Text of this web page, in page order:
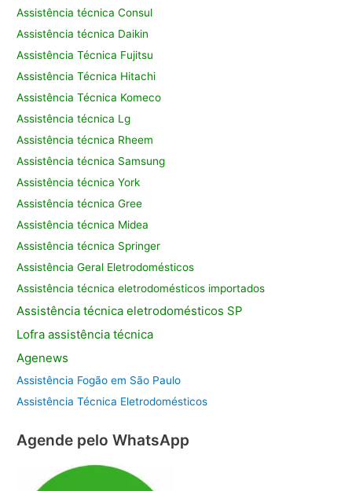
Assistência técnica Consul
Assistência técnica Daikin
Assistência Técnica Fujitsu
Assistência Técnica Hitachi
Assistência Técnica Komeco
Assistência técnica Lg
Assistência técnica Rheem
Assistência técnica Samsung
Assistência técnica York
Assistência técnica Gree
Assistência técnica Midea
Assistência técnica Springer
Assistência Geral Eletrodomésticos
Assistência técnica eletrodomésticos importados
Assistência técnica eletrodomésticos SP
Lofra assistênciatécnica
Agenews
Assistência Fogão em São Paulo
Assistência Técnica Eletrodomésticos
Agende pelo WhatsApp